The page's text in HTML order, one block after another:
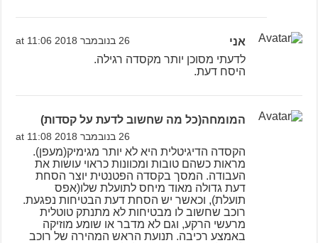
אני 26 בנובמבר 2018 at 11:06
לדעתי מסוכן יותר מקסדה רגילה.
היסח דעת.
המומחה(כל מה שחשוב לדעת על קסדות)
26 בנובמבר 2018 at 11:08
הקסדה הדיגיטלית היא לא יותר מגימיק(מעפן).
מראות כשהם טובות ומכוונות כראוי עושות את
העבודה. המסך בקסדה הפטנטית יוצר הסחת
דעת גדולה מאוד מיחס לתועלת שלו(אפס
תועלת), וכאשר יש הסחת דעת הבטיחות נפגעת.
רוכב שחשוב לו מבטיחות לא מתנתק טוטלית
מרעשי הרקע, וגם לא מדבר או שומע מוזיקה
באמצע רכיבה. תנועת הראש המהירה של רוכב